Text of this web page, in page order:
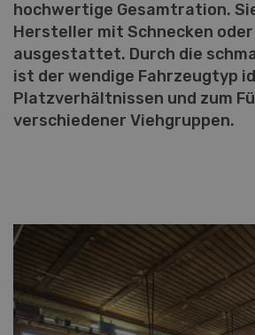
hochwertige Gesamtration.
Hersteller mit Schnecken
ausgestattet. Durch die
ist der wendige Fahrzeugtyp
Platzverhältnissen und zum
verschiedener Viehgruppen.